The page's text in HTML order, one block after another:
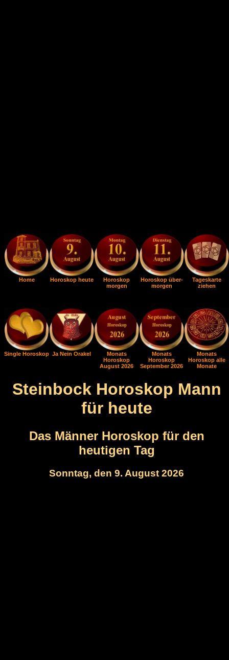
Home Horoskop heute
Horoskop
morgen
Horoskop über-
morgen
Tageskarte
ziehen
Single Horoskop Ja Nein Orakel
Monats
Horoskop
August 2026
Monats
Horoskop
September 2026
Monats
Horoskop alle
Monate
Steinbock Horoskop Mann
für heute
Das Männer Horoskop für den
heutigen Tag
Sonntag, den 9. August 2026